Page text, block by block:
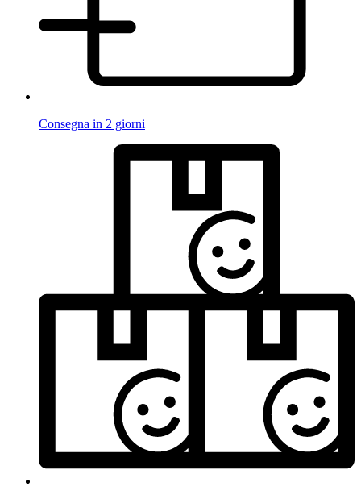
Consegna in 2 giorni